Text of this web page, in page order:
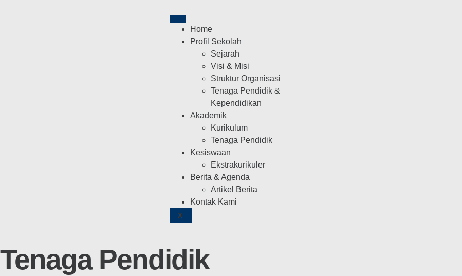
Home
Profil Sekolah
Sejarah
Visi & Misi
Struktur Organisasi
Tenaga Pendidik &
Kependidikan
Akademik
Kurikulum
Tenaga Pendidik
Kesiswaan
Ekstrakurikuler
Berita & Agenda
Artikel Berita
Kontak Kami
X
Tenaga Pendidik